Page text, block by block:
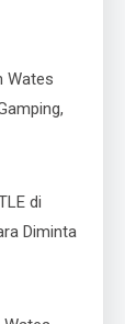
Wates
di
Diminta